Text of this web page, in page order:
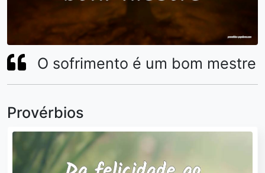
O sofrimento é um bom mestre
Provérbios